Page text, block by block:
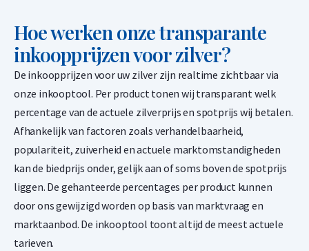
- +
€11.896,60
Argor Heraeus 250 gram goudbaar
1,50% onder spot
- +
29.741,51
Argor Heraeus 500 gram goudbaar
Hoe werken onze transparante
inkoopprijzen voor zilver?
De inkoopprijzen voor uw zilver zijn realtime zichtbaar via
onze inkooptool. Per product tonen wij transparant welk
percentage van de actuele zilverprijs en spotprijs wij betalen.
Afhankelijk van factoren zoals verhandelbaarheid,
populariteit, zuiverheid en actuele marktomstandigheden
kan de biedprijs onder, gelijk aan of soms boven de spotprijs
liggen. De gehanteerde percentages per product kunnen
door ons gewijzigd worden op basis van marktvraag en
marktaanbod. De inkooptool toont altijd de meest actuele
tarieven.